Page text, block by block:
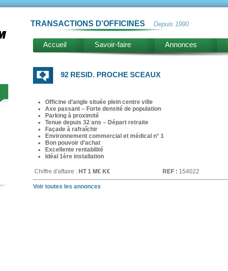
TRANSACTIONS D'OFFICINES Depuis 1990
Accueil Savoir-faire Annonces
92 RESID. PROCHE SCEAUX
Officine d’angle située plein centre ville
Axe passant – Forte densité de population
Parking à proximité
Tenue depuis 32 ans – Départ retraite
Façade à rafraîchir
Environnement commercial et médical n° 1
Bon pouvoir d’achat
Excellente rentabilité
Idéal 1ère installation
Chiffre d'affaire : HT 1 M€ K€ REF : 154022
Voir toutes les annonces